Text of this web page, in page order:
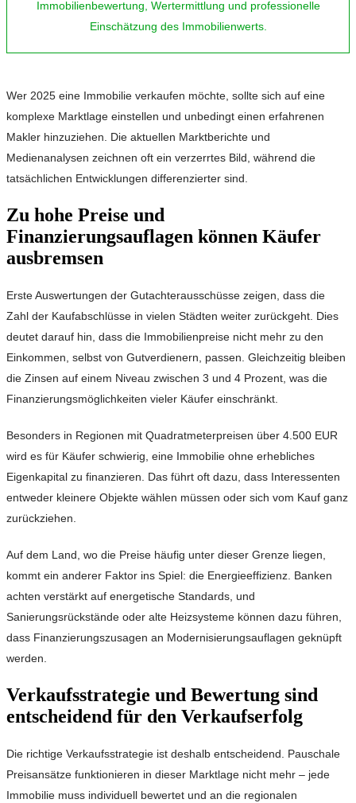
Wer 2025 eine Immobilie verkaufen möchte, sollte sich auf eine
komplexe Marktlage einstellen und unbedingt einen erfahrenen
Makler hinzuziehen. Die aktuellen Marktberichte und
Medienanalysen zeichnen oft ein verzerrtes Bild, während die
tatsächlichen Entwicklungen differenzierter sind.
Zu hohe Preise und
Finanzierungsauflagen können Käufer
ausbremsen
Erste Auswertungen der Gutachterausschüsse zeigen, dass die
Zahl der Kaufabschlüsse in vielen Städten weiter zurückgeht. Dies
deutet darauf hin, dass die Immobilienpreise nicht mehr zu den
Einkommen, selbst von Gutverdienern, passen. Gleichzeitig bleiben
die Zinsen auf einem Niveau zwischen 3 und 4 Prozent, was die
Finanzierungsmöglichkeiten vieler Käufer einschränkt.
Besonders in Regionen mit Quadratmeterpreisen über 4.500 EUR
wird es für Käufer schwierig, eine Immobilie ohne erhebliches
Eigenkapital zu finanzieren. Das führt oft dazu, dass Interessenten
entweder kleinere Objekte wählen müssen oder sich vom Kauf ganz
zurückziehen.
Auf dem Land, wo die Preise häufig unter dieser Grenze liegen,
kommt ein anderer Faktor ins Spiel: die Energieeffizienz. Banken
achten verstärkt auf energetische Standards, und
Sanierungsrückstände oder alte Heizsysteme können dazu führen,
dass Finanzierungszusagen an Modernisierungsauflagen geknüpft
werden.
Verkaufsstrategie und Bewertung sind
entscheidend für den Verkaufserfolg
Die richtige Verkaufsstrategie ist deshalb entscheidend. Pauschale
Preisansätze funktionieren in dieser Marktlage nicht mehr – jede
Immobilie muss individuell bewertet und an die regionalen